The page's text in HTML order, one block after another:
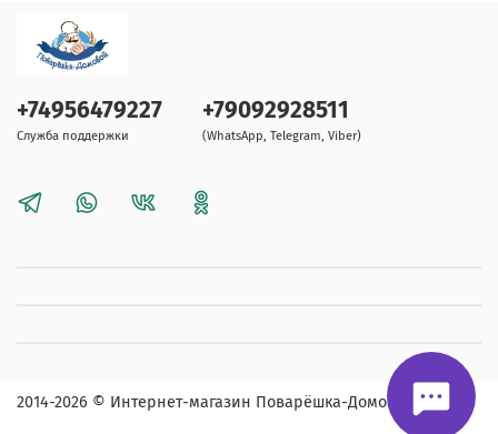
+74956479227
Служба поддержки
+79092928511
(WhatsApp, Telegram, Viber)
2014-2026 © Интернет-магазин Поварёшка-Домовой